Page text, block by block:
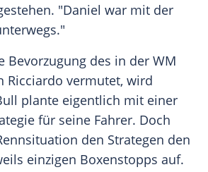
"Daniel war mit der
Bevorzugung des in der WM
Ricciardo vermutet, wird
plante eigentlich mit einer
für seine Fahrer. Doch
den Strategen den
einzigen Boxenstopps auf.